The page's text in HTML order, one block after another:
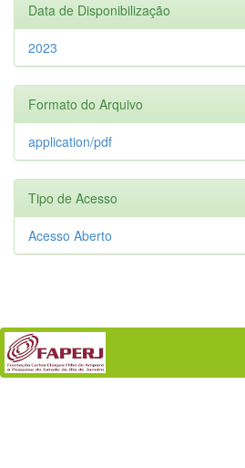
Data de Disponibilização
2023
Formato do Arquivo
application/pdf
Tipo de Acesso
Acesso Aberto